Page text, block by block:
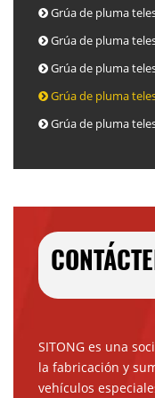
Grúa de pluma
Grúa de pluma
Grúa de pluma
Grúa de pluma
Grúa de pluma
SITONG es una
la fabricación y
vehículos